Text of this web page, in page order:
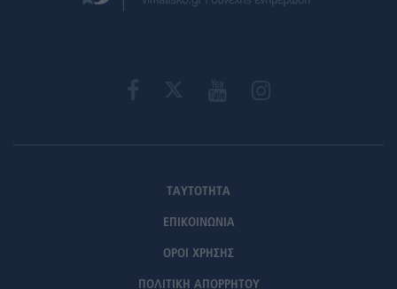
ΤΑΥΤΟΤΗΤΑ
ΕΠΙΚΟΙΝΩΝΙΑ
ΟΡΟΙ ΧΡΗΣΗΣ
ΠΟΛΙΤΙΚΗ ΑΠΟΡΡΗΤΟΥ